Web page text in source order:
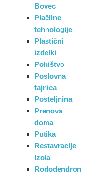
Bovec
Plačilne
tehnologije
Plastični
izdelki
Pohištvo
Poslovna
tajnica
Posteljnina
Prenova
doma
Putika
Restavracije
Izola
Rododendron